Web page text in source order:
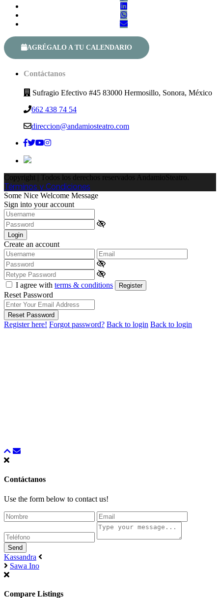
AGRÉGALO A TU CALENDARIO
Contáctanos
Sufragio Efectivo #45 83000 Hermosillo, Sonora, México
662 438 74 54
direccion@andamiosteatro.com
Copyright | Todos los derechos reservados AndamioSteatro.
Términos y Condiciones
Some Nice Welcome Message
Sign into your account
Login
Create an account
I agree with terms & conditions Register
Reset Password
Reset Password
Register here! Forgot password? Back to login Back to login
Contáctanos
Use the form below to contact us!
Send
Kassandra
Sawa Ino
Compare Listings